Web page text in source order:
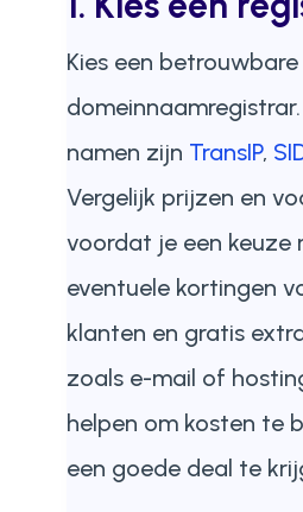
Kies een betrouwbare
namen zijn TransIP,
Vergelijk prijzen en
voordat je een keuze
eventuele kortingen
klanten en gratis
zoals e-mail of
helpen om kosten te
een goede deal te